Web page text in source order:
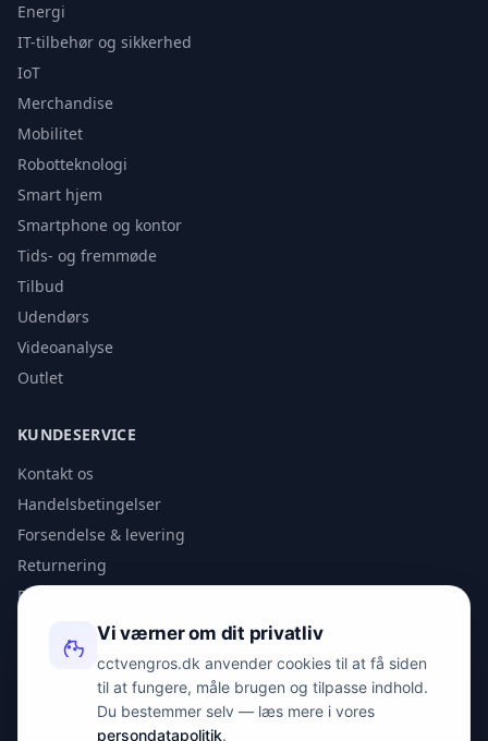
Energi
IT-tilbehør og sikkerhed
IoT
Merchandise
Mobilitet
Robotteknologi
Smart hjem
Smartphone og kontor
Tids- og fremmøde
Tilbud
Udendørs
Videoanalyse
Outlet
KUNDESERVICE
Kontakt os
Handelsbetingelser
Forsendelse & levering
Returnering
Privatlivspolitik
KONTAKT
info@spyman.dk
Vi værner om dit privatliv
cctvengros.dk anvender cookies til at få siden
til at fungere, måle brugen og tilpasse indhold.
Du bestemmer selv — læs mere i vores
persondatapolitik.